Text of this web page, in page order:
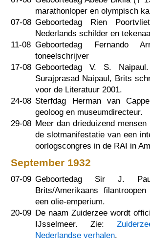
marathonloper en olympisch
07-08 Geboortedag Rien
Nederlands schilder en
11-08 Geboortedag Fernando
toneelschrijver
17-08 Geboortedag V. S.
Surajprasad Naipaul, Brits
voor de Literatuur 2001.
24-08 Sterfdag Herman van
geoloog en museumdirecteur.
29-08 Meer dan drieduizend mensen
de slotmanifestatie van een
oorlogscongres in de RAI in
September 1932
07-09 Geboortedag Sir J.
Brits/Amerikaans
een olie-emperium.
20-09 De naam Zuiderzee wordt
IJsselmeer. Zie:
Nederlandse verhalen.